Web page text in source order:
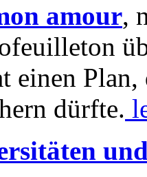
amour,
einen Plan,
dürfte.